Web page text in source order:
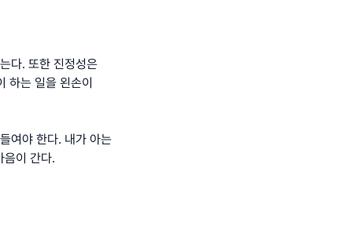
다. 또한 진정성은
하는 일을 왼손이
여야 한다. 내가 아는
음이 간다.